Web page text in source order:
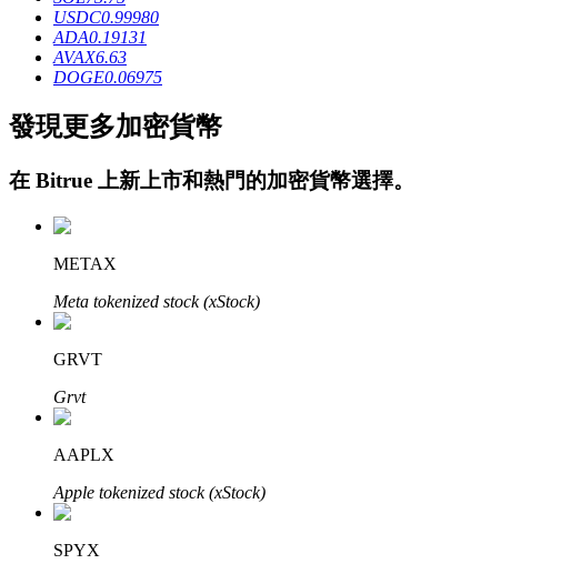
活期質押獲得熱門資產
借貸寶
借貸數字貨幣，及時且安全的服務
USDC0.99980
ADA0.19131
AVAX6.63
DOGE0.06975
發現更多加密貨幣
在 Bitrue 上新上市和熱門的加密貨幣選擇。
METAX
Meta tokenized stock (xStock)
GRVT
Grvt
AAPLX
Apple tokenized stock (xStock)
SPYX